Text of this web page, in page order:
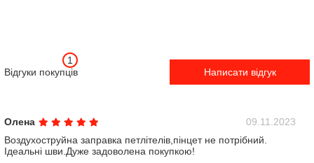
Відгуки покупців
1
Написати відгук
Олена
09.11.2023
Воздухоструйна заправка петлітелів,пінцет не потрібний.
Ідеальні шви.Дуже задоволена покупкою!